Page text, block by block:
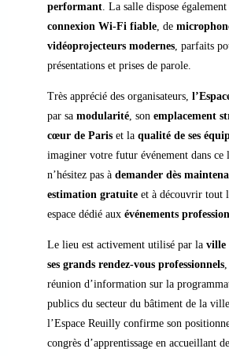
performant. La salle dispose également
connexion Wi-Fi fiable, de
vidéoprojecteurs modernes, parfaits
présentations et prises de parole.
Très apprécié des organisateurs,
par sa modularité, son emplacement
cœur de Paris et la qualité de ses
imaginer votre futur événement dans ce
n’hésitez pas à demander dès
estimation gratuite et à découvrir tout
espace dédié aux événements
Le lieu est activement utilisé par la ville
ses grands rendez-vous professionnels
réunion d’information sur la
publics du secteur du bâtiment de la
l’Espace Reuilly confirme son
congrès d’apprentissage en accueillant